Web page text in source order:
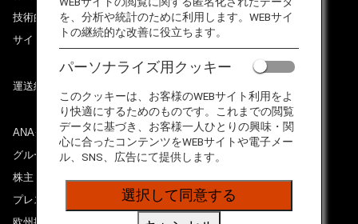
技術的なお問い合わせ（推奨環境）
サイトマップ
運送約款
ANAグループについて
グループ企業一覧
株主・投資家情報
プレスリリース
を、分析や統計のために利用します。WEBサイ
トの継続的な改善に役立ちます。
パーソナライズ用クッキー
このクッキーは、お客様のWEBサイト利用をよ
り快適にするためのものです。これまでの閲覧
データに基づき、お客様一人ひとりの興味・関
心に合ったコンテンツをWEBサイトや電子メー
ル、SNS、広告にて提供します。
選択して同意する